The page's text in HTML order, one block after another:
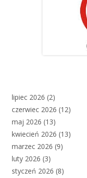
lipiec 2026 (2)
czerwiec 2026 (12)
maj 2026 (13)
kwiecień 2026 (13)
marzec 2026 (9)
luty 2026 (3)
styczeń 2026 (8)